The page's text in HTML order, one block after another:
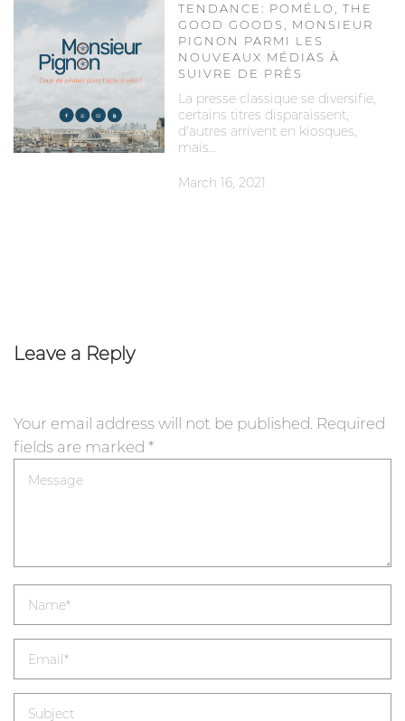
TENDANCE: POMÉLO, THE
GOOD GOODS, MONSIEUR
PIGNON PARMI LES
NOUVEAUX MÉDIAS À
SUIVRE DE PRÈS
La presse classique se diversifie,
certains titres disparaissent,
d'autres arrivent en kiosques,
mais…
March 16, 2021
Leave a Reply
Your email address will not be published. Required
fields are marked *